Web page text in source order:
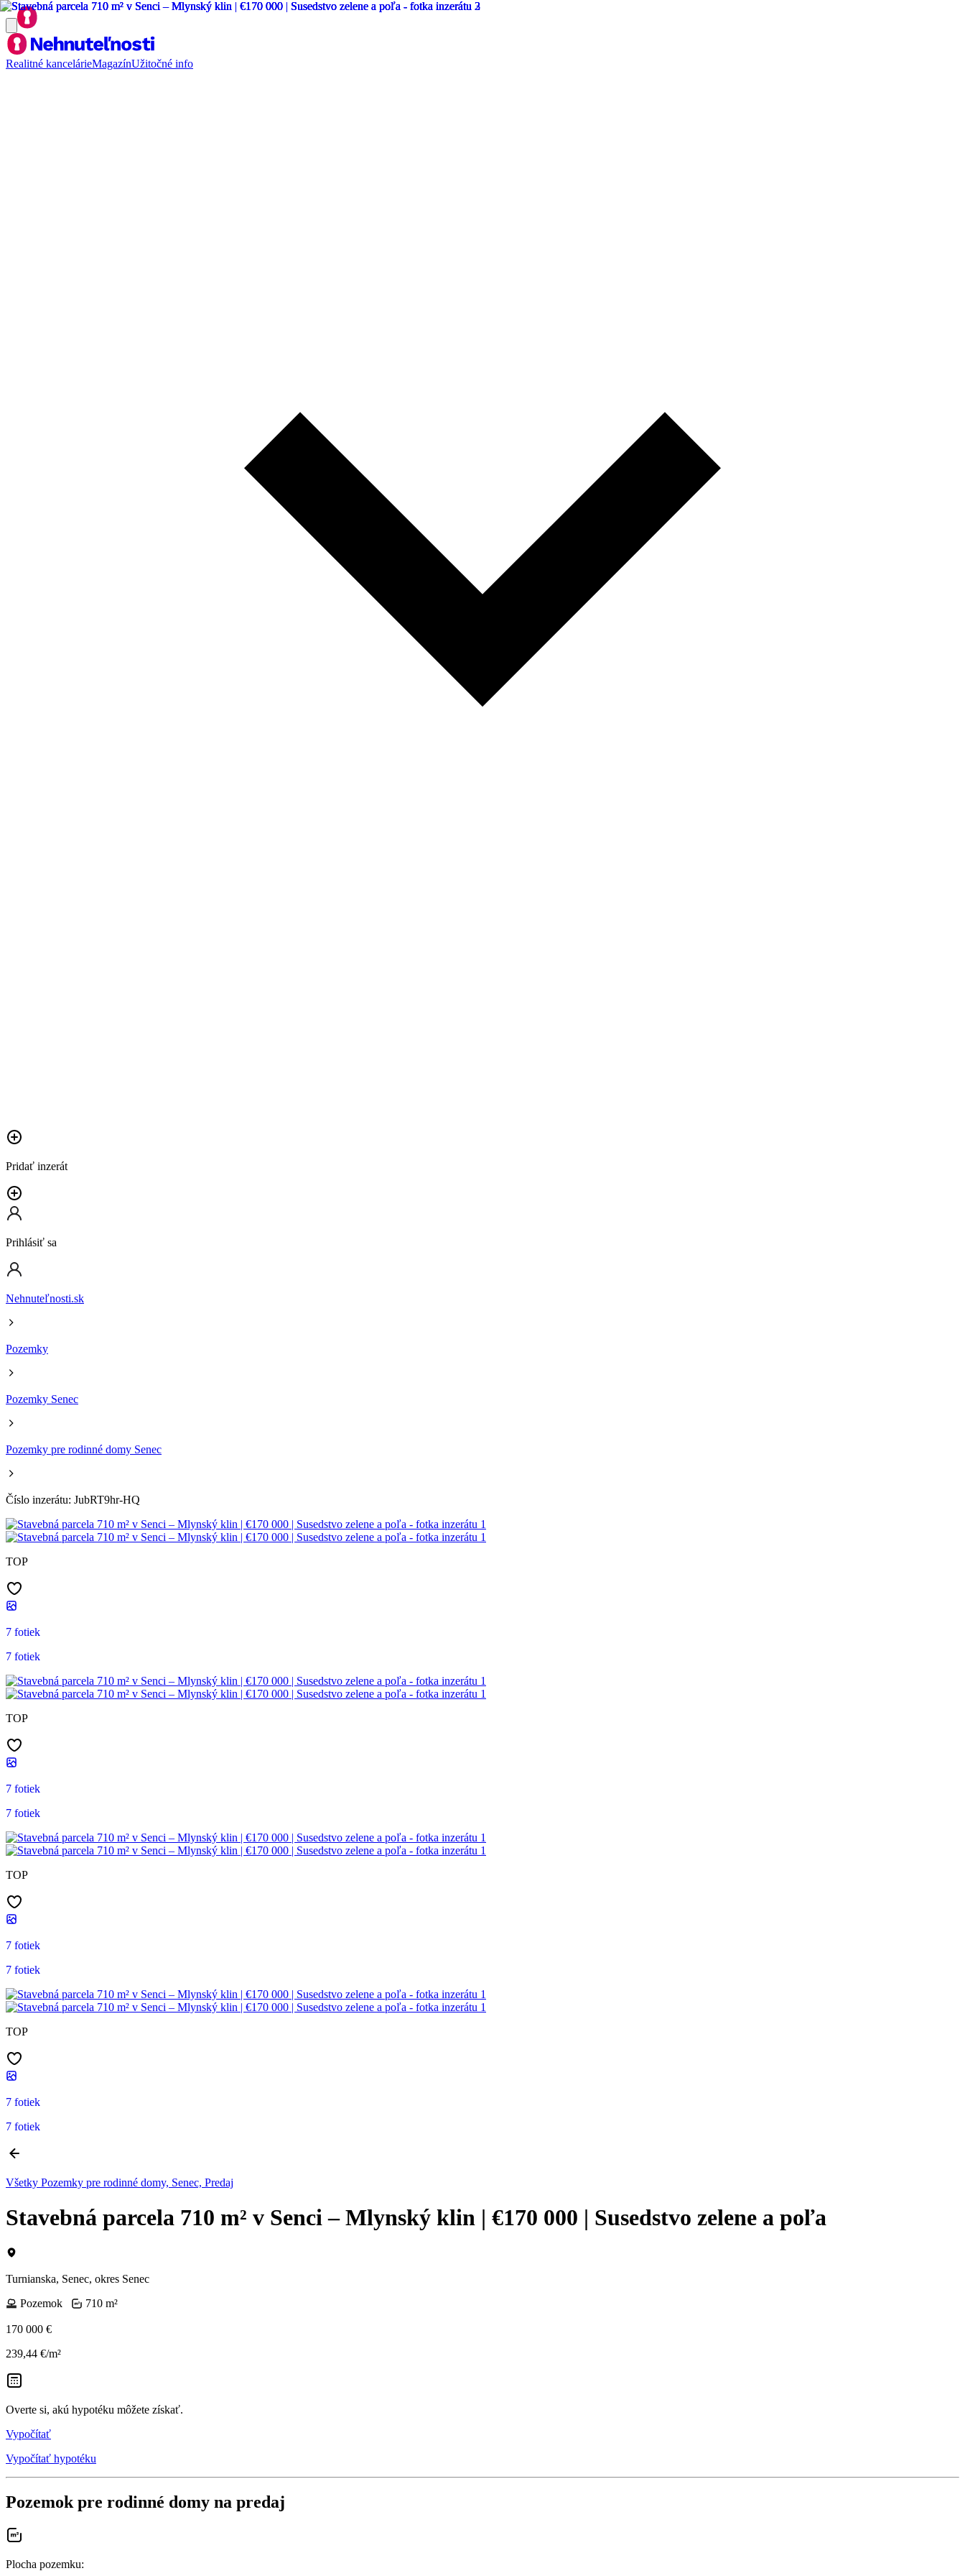
Realitné kancelárieMagazínUžitočné info
Pridať inzerát
Prihlásiť sa
Nehnuteľnosti.sk
Pozemky
Pozemky Senec
Pozemky pre rodinné domy Senec
Číslo inzerátu: JubRT9hr-HQ
TOP
7 fotiek
7 fotiek
TOP
7 fotiek
7 fotiek
TOP
7 fotiek
7 fotiek
TOP
7 fotiek
7 fotiek
Všetky Pozemky pre rodinné domy, Senec, Predaj
Stavebná parcela 710 m² v Senci – Mlynský klin | €170 000 | Susedstvo zelene a poľa
Turnianska, Senec, okres Senec
Pozemok
710 m²
170 000 €
239,44 €/m²
Overte si, akú hypotéku môžete získať.
Vypočítať
Vypočítať hypotéku
Pozemok pre rodinné domy na predaj
Plocha pozemku: